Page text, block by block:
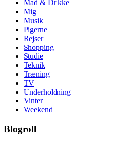
Mad & Drikke
Mig
Musik
Pigerne
Rejser
Shopping
Studie
Teknik
Træning
TV
Underholdning
Vinter
Weekend
Blogroll